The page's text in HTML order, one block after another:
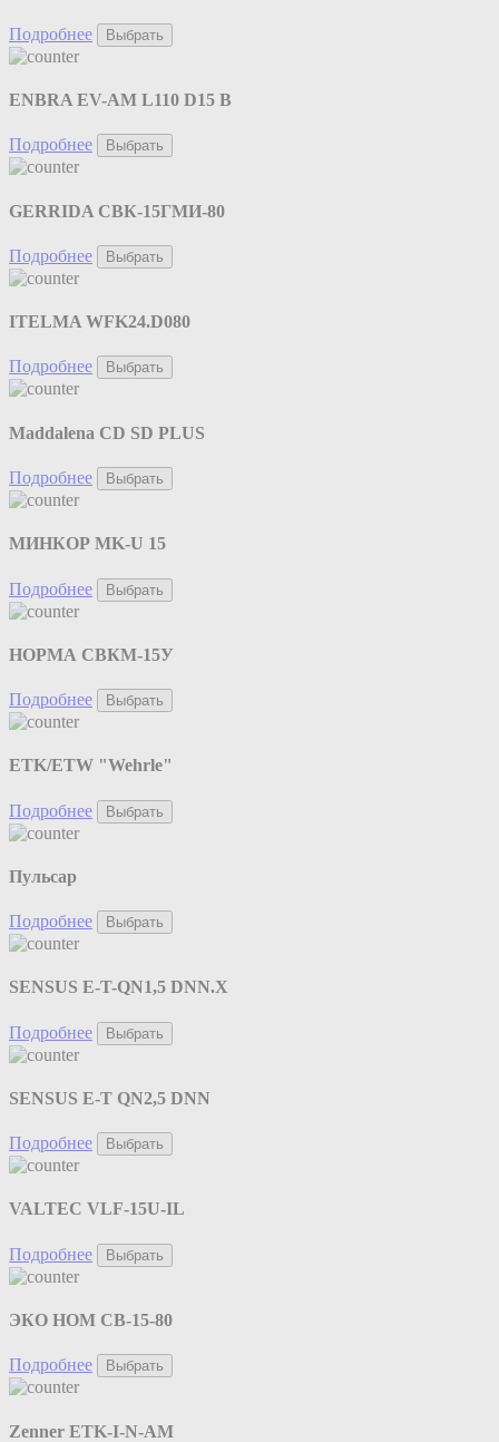
Подробнее Выбрать
ENBRA EV-AM L110 D15 B
Подробнее Выбрать
GERRIDA СВК-15ГМИ-80
Подробнее Выбрать
ITELMA WFK24.D080
Подробнее Выбрать
Maddalena CD SD PLUS
Подробнее Выбрать
МИНКОР MK-U 15
Подробнее Выбрать
НОРМА СВКМ-15У
Подробнее Выбрать
ETK/ETW "Wehrle"
Подробнее Выбрать
Пульсар
Подробнее Выбрать
SENSUS E-T-QN1,5 DNN.X
Подробнее Выбрать
SENSUS E-T QN2,5 DNN
Подробнее Выбрать
VALTEC VLF-15U-IL
Подробнее Выбрать
ЭКО НОМ СВ-15-80
Подробнее Выбрать
Zenner ETK-I-N-AM